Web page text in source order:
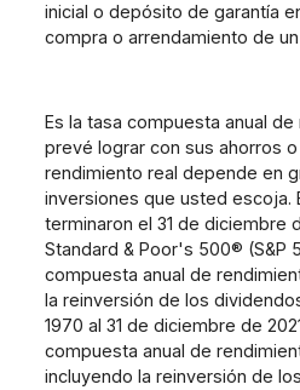
inicial o depósito de garantía
compra o arrendamiento de
Es la tasa compuesta anual
prevé lograr con sus ahorros
rendimiento real depende en
inversiones que usted escoja.
terminaron el 31 de diciembre
Standard & Poor's 500® (S&P
compuesta anual de
la reinversión de los
1970 al 31 de diciembre de
compuesta anual de
incluyendo la reinversión de